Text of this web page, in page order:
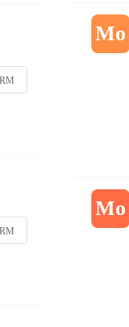
Mo
Mo